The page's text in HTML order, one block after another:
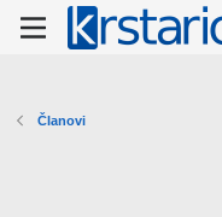
Članovi